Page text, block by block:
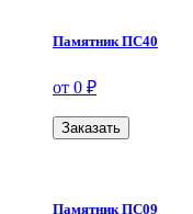
Памятник ПС40
от 0 ₽
Заказать
Памятник ПС09